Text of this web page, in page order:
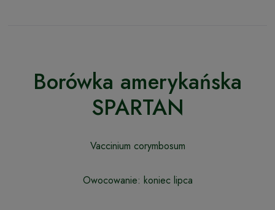
Borówka amerykańska
SPARTAN
Vaccinium corymbosum
Owocowanie: koniec lipca